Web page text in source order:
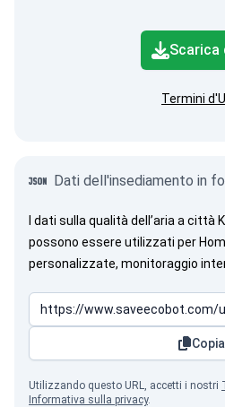
Scarica
Termini
Dati dell'insediamento in
I dati sulla qualità dell’aria a città
possono essere utilizzati per
personalizzate, monitoraggio
Copia
Utilizzando questo URL, accetti i nostri
Informativa sulla privacy.